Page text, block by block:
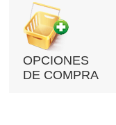
OPCIONES
DE COMPRA